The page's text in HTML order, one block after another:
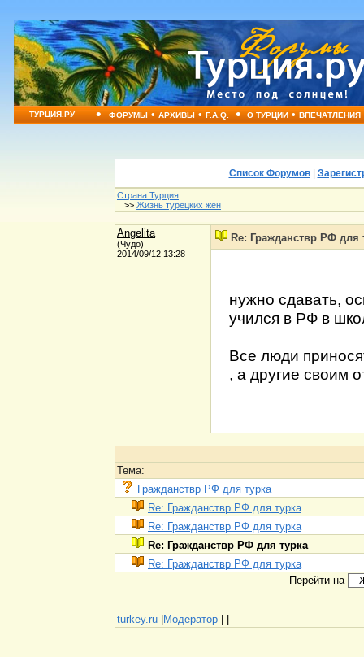
ТУРЦИЯ.РУ • ФОРУМЫ•АРХИВЫ•F.A.Q. • О ТУРЦИИ•ВПЕЧАТЛЕНИЯ
Список Форумов|
Страна Турция
>> Жизнь турецких жён
Angelita
(Чудо)
2014/09/12 13:28
Re: Гражданствр РФ для
нужно сдавать,
учился в РФ в
Все люди
, а другие своим
Тема:
Гражданствр РФ для турка
Re: Гражданствр РФ для турка
Re: Гражданствр РФ для турка
Re: Гражданствр РФ для турка
Re: Гражданствр РФ для турка
Перейти на
turkey.ru |Модератор | |